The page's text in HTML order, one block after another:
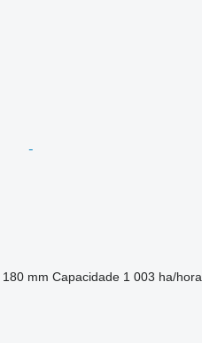
180 mm Capacidade 1 003 ha/hora